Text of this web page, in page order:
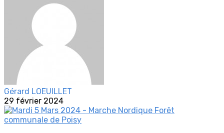
Gérard LOEUILLET
29 février 2024